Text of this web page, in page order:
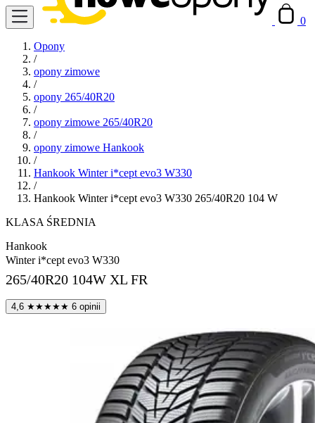
0
Opony
/
opony zimowe
/
opony 265/40R20
/
opony zimowe 265/40R20
/
opony zimowe Hankook
/
Hankook Winter i*cept evo3 W330
/
Hankook Winter i*cept evo3 W330 265/40R20 104 W
KLASA ŚREDNIA
Hankook
Winter i*cept evo3 W330
265/40R20 104W XL FR
4,6 ★★★★★ 6 opinii